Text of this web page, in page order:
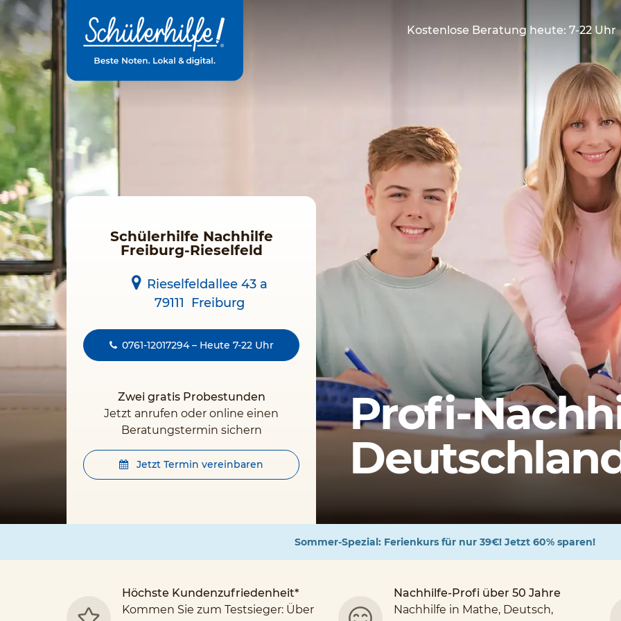
Zum
Hauptinhalt
Kostenlose Beratung heute: 7-22 Uhr
Profi-
Schülerhilfe Nachhilfe
Freiburg-Rieselfeld
Rieselfeldallee 43 a
79111 Freiburg
Zwei gratis Probestunden
Jetzt anrufen oder online einen
Beratungstermin sichern
0761-12017294 – Heute 7-22 Uhr
Jetzt Termin vereinbaren
Sommer-Spezial: Ferienkurs für nur 39€! Jetzt 60% sparen!
Höchste Kundenzufriedenheit*
Kommen Sie zum Testsieger: Über
Nachhilfe-Profi über 50 Jahre
Nachhilfe in Mathe, Deutsch,